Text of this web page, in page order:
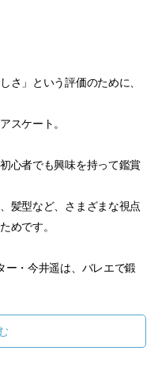
さ」という評価のために、
スケート。
心者でも興味を持って鑑賞
髪型など、さまざまな視点
めです。
ー・今井遥は、バレエで鍛